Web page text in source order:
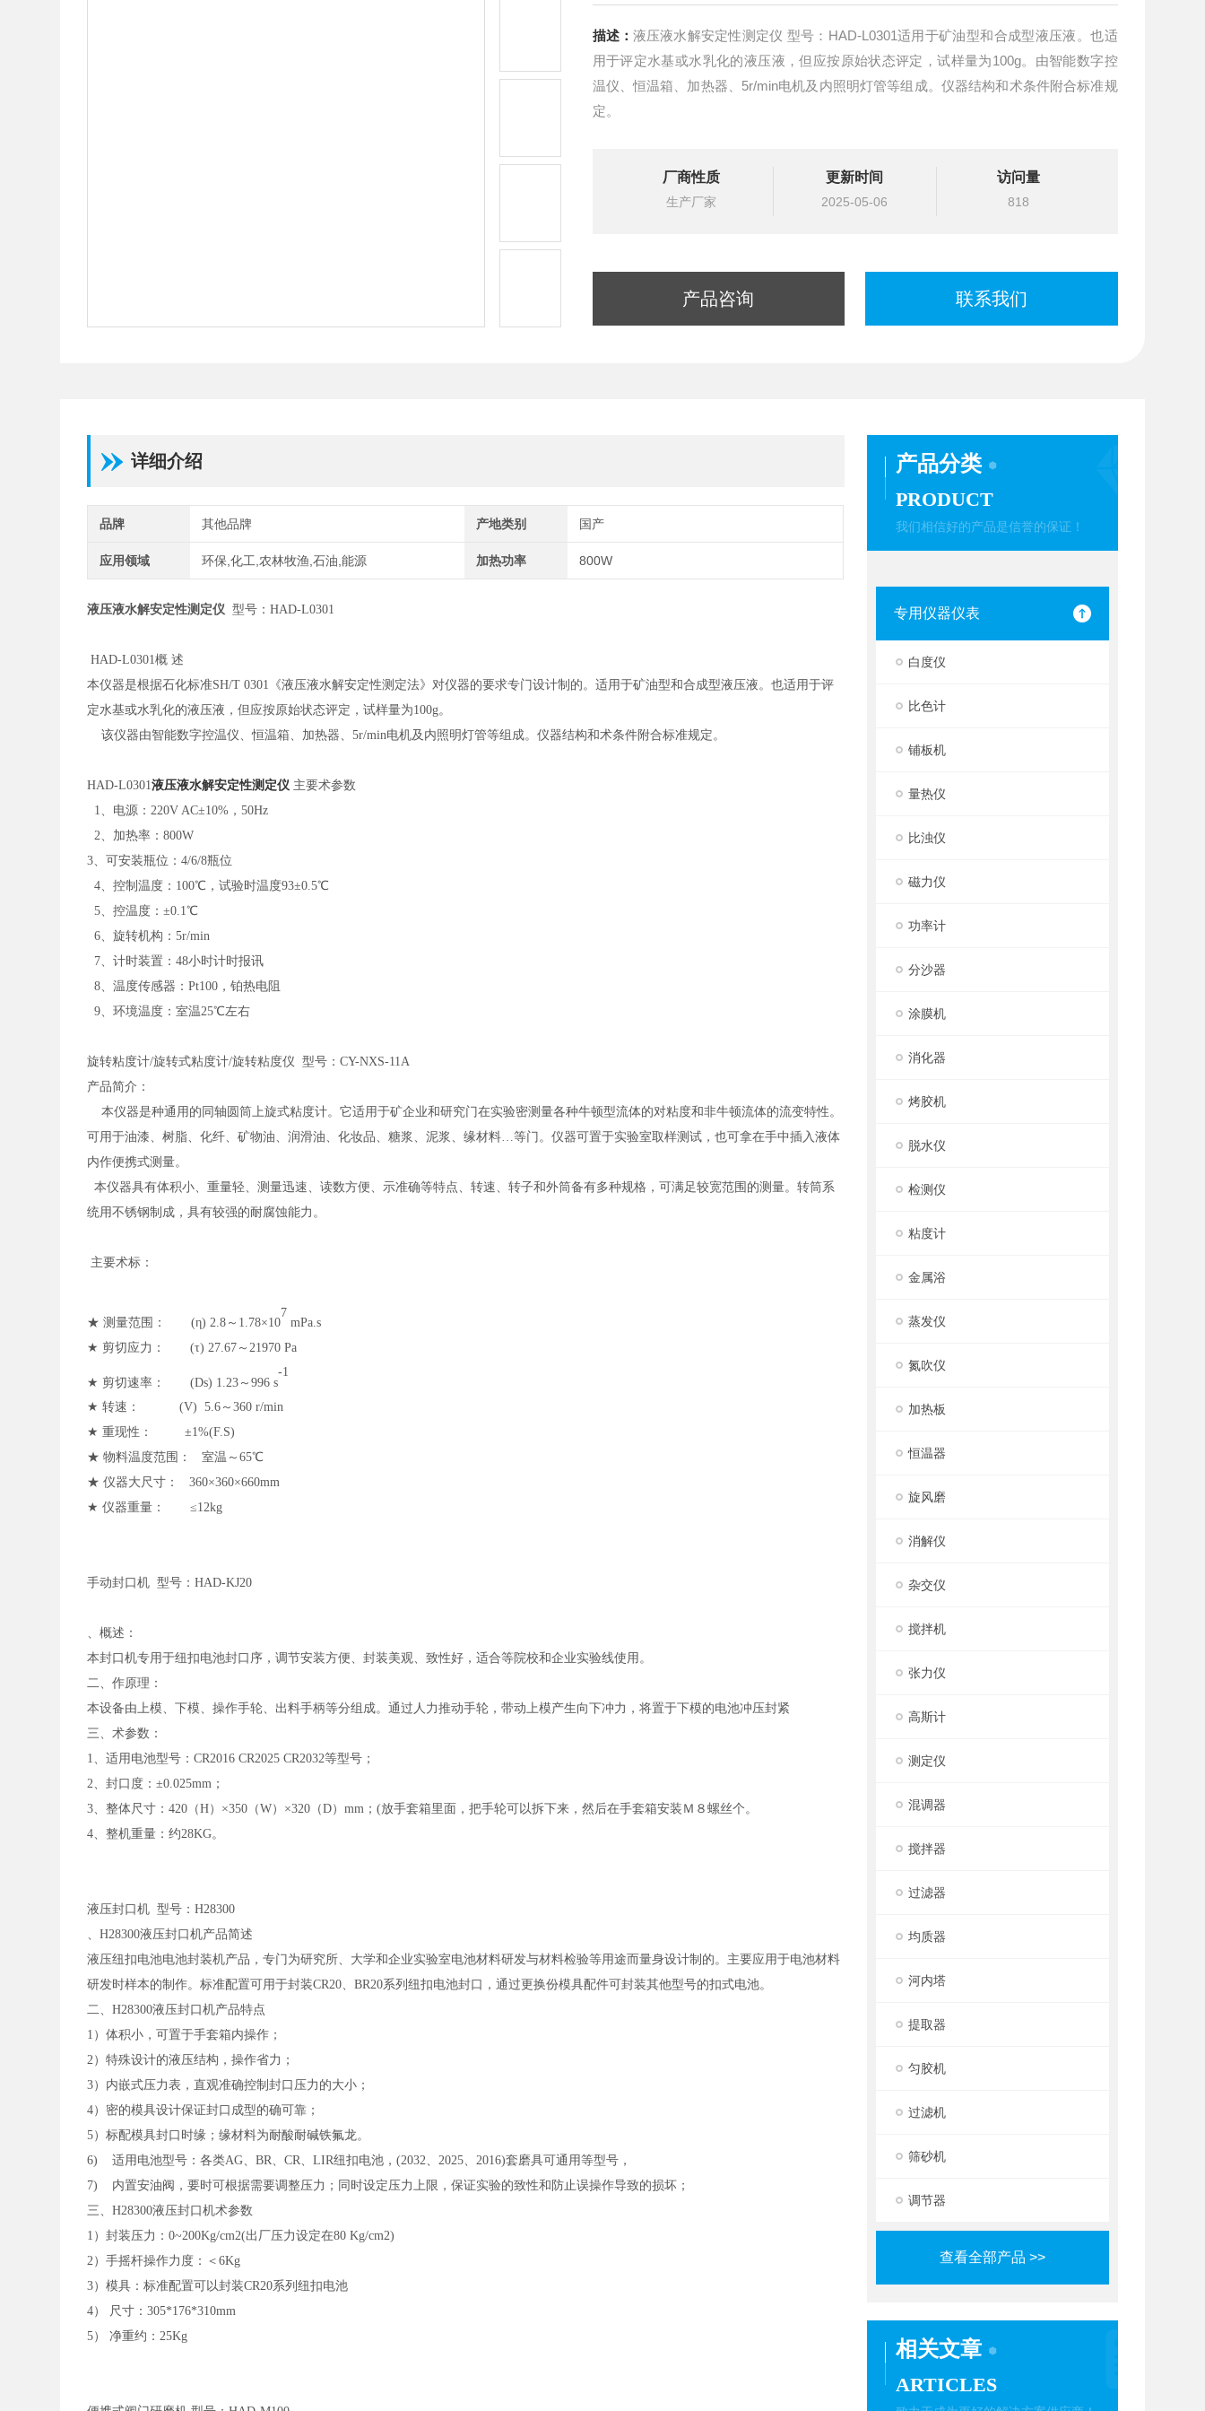
描述： 液压液水解安定性测定仪 型号：HAD-L0301适用于矿油型和合成型液压液。也适
用于评定水基或水乳化的液压液，但应按原始状态评定，试样量为100g。由智能数字控
温仪、恒温箱、加热器、5r/min电机及内照明灯管等组成。仪器结构和术条件附合标准规
定。
厂商性质
生产厂家
更新时间
2025-05-06
访问量
818
产品咨询 联系我们
产品分类
PRODUCT
我们相信好的产品是信誉的保证！
专用仪器仪表
白度仪
比色计
铺板机
量热仪
比浊仪
磁力仪
功率计
分沙器
涂膜机
消化器
烤胶机
脱水仪
检测仪
粘度计
金属浴
蒸发仪
氮吹仪
加热板
恒温器
旋风磨
消解仪
杂交仪
搅拌机
张力仪
高斯计
测定仪
混调器
搅拌器
过滤器
均质器
河内塔
提取器
匀胶机
过滤机
筛砂机
调节器
查看全部产品 >>
相关文章
ARTICLES
详细介绍
品牌 其他品牌 产地类别 国产
应用领域 环保,化工,农林牧渔,石油,能源 加热功率 800W
液压液水解安定性测定仪 型号：HAD-L0301
HAD-L0301概 述
本仪器是根据石化标准SH/T 0301《液压液水解安定性测定法》对仪器的要求专门设计制的。适用于矿油型和合成型液压液。也适用于评
定水基或水乳化的液压液，但应按原始状态评定，试样量为100g。
该仪器由智能数字控温仪、恒温箱、加热器、5r/min电机及内照明灯管等组成。仪器结构和术条件附合标准规定。
HAD-L0301液压液水解安定性测定仪 主要术参数
1、电源：220V AC±10%，50Hz
2、加热率：800W
3、可安装瓶位：4/6/8瓶位
4、控制温度：100℃，试验时温度93±0.5℃
5、控温度：±0.1℃
6、旋转机构：5r/min
7、计时装置：48小时计时报讯
8、温度传感器：Pt100，铂热电阻
9、环境温度：室温25℃左右
旋转粘度计/旋转式粘度计/旋转粘度仪 型号：CY-NXS-11A
产品简介：
本仪器是种通用的同轴圆筒上旋式粘度计。它适用于矿企业和研究门在实验密测量各种牛顿型流体的对粘度和非牛顿流体的流变特性。
可用于油漆、树脂、化纤、矿物油、润滑油、化妆品、糖浆、泥浆、缘材料…等门。仪器可置于实验室取样测试，也可拿在手中插入液体
内作便携式测量。
本仪器具有体积小、重量轻、测量迅速、读数方便、示准确等特点、转速、转子和外筒备有多种规格，可满足较宽范围的测量。转筒系
统用不锈钢制成，具有较强的耐腐蚀能力。
主要术标：
★ 测量范围： (η) 2.8～1.78×10
7
mPa.s
★ 剪切应力： (τ) 27.67～21970 Pa
★ 剪切速率： (Ds) 1.23～996 s
-1
★ 转速： (V) 5.6～360 r/min
★ 重现性： ±1%(F.S)
★ 物料温度范围： 室温～65℃
★ 仪器大尺寸： 360×360×660mm
★ 仪器重量： ≤12kg
手动封口机 型号：HAD-KJ20
、概述：
本封口机专用于纽扣电池封口序，调节安装方便、封装美观、致性好，适合等院校和企业实验线使用。
二、作原理：
本设备由上模、下模、操作手轮、出料手柄等分组成。通过人力推动手轮，带动上模产生向下冲力，将置于下模的电池冲压封紧
三、术参数：
1、适用电池型号：CR2016 CR2025 CR2032等型号；
2、封口度：±0.025mm；
3、整体尺寸：420（H）×350（W）×320（D）mm；(放手套箱里面，把手轮可以拆下来，然后在手套箱安装Ｍ８螺丝个。
4、整机重量：约28KG。
液压封口机 型号：H28300
、H28300液压封口机产品简述
液压纽扣电池电池封装机产品，专门为研究所、大学和企业实验室电池材料研发与材料检验等用途而量身设计制的。主要应用于电池材料
研发时样本的制作。标准配置可用于封装CR20、BR20系列纽扣电池封口，通过更换份模具配件可封装其他型号的扣式电池。
二、H28300液压封口机产品特点
1）体积小，可置于手套箱内操作；
2）特殊设计的液压结构，操作省力；
3）内嵌式压力表，直观准确控制封口压力的大小；
4）密的模具设计保证封口成型的确可靠；
5）标配模具封口时缘；缘材料为耐酸耐碱铁氟龙。
6) 适用电池型号：各类AG、BR、CR、LIR纽扣电池，(2032、2025、2016)套磨具可通用等型号，
7) 内置安油阀，要时可根据需要调整压力；同时设定压力上限，保证实验的致性和防止误操作导致的损坏；
三、H28300液压封口机术参数
1）封装压力：0~200Kg/cm2(出厂压力设定在80 Kg/cm2)
2）手摇杆操作力度：＜6Kg
3）模具：标准配置可以封装CR20系列纽扣电池
4） 尺寸：305*176*310mm
5） 净重约：25Kg